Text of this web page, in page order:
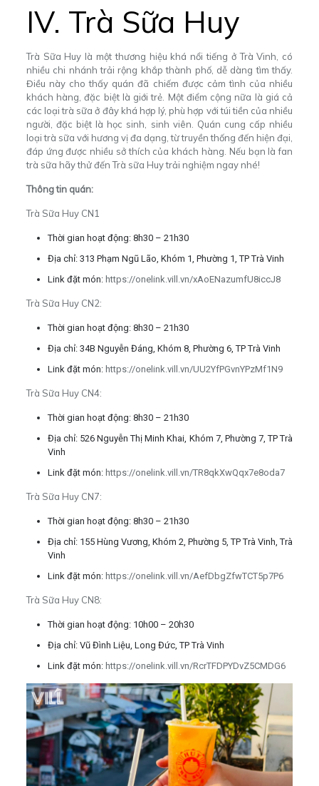
IV. Trà Sữa Huy
Trà Sữa Huy là một thương hiệu khá nổi tiếng ở Trà Vinh, có
nhiều chi nhánh trải rộng khắp thành phố, dễ dàng tìm thấy.
Điều này cho thấy quán đã chiếm được cảm tình của nhiều
khách hàng, đặc biệt là giới trẻ. Một điểm cộng nữa là giá cả
các loại trà sữa ở đây khá hợp lý, phù hợp với túi tiền của nhiều
người, đặc biệt là học sinh, sinh viên. Quán cung cấp nhiều
loại trà sữa với hương vị đa dạng, từ truyền thống đến hiện đại,
đáp ứng được nhiều sở thích của khách hàng. Nếu bạn là fan
trà sữa hãy thử đến Trà sữa Huy trải nghiệm ngay nhé!
Thông tin quán:
Trà Sữa Huy CN1
Thời gian hoạt động: 8h30 – 21h30
Địa chỉ: 313 Phạm Ngũ Lão, Khóm 1, Phường 1, TP Trà Vinh
Link đặt món: https://onelink.vill.vn/xAoENazumfU8iccJ8
Trà Sữa Huy CN2:
Thời gian hoạt động: 8h30 – 21h30
Địa chỉ: 34B Nguyễn Đáng, Khóm 8, Phường 6, TP Trà Vinh
Link đặt món: https://onelink.vill.vn/UU2YfPGvnYPzMf1N9
Trà Sữa Huy CN4:
Thời gian hoạt động: 8h30 – 21h30
Địa chỉ: 526 Nguyễn Thị Minh Khai, Khóm 7, Phường 7, TP Trà
Vinh
Link đặt món: https://onelink.vill.vn/TR8qkXwQqx7e8oda7
Trà Sữa Huy CN7:
Thời gian hoạt động: 8h30 – 21h30
Địa chỉ: 155 Hùng Vương, Khóm 2, Phường 5, TP Trà Vinh, Trà
Vinh
Link đặt món: https://onelink.vill.vn/AefDbgZfwTCT5p7P6
Trà Sữa Huy CN8:
Thời gian hoạt động: 10h00 – 20h30
Địa chỉ: Vũ Đình Liệu, Long Đức, TP Trà Vinh
Link đặt món: https://onelink.vill.vn/RcrTFDPYDvZ5CMDG6